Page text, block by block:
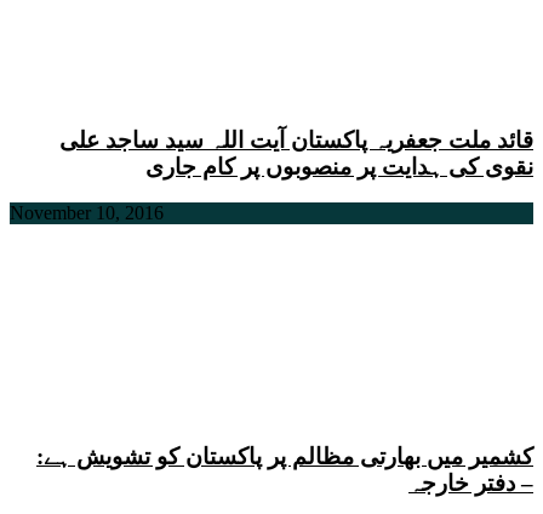
قائد ملت جعفریہ پاکستان آیت اللہ سید ساجد علی
نقوی کی ہدایت پر منصوبوں پر کام جاری
November 10, 2016
کشمیر میں بھارتی مظالم پر پاکستان کو تشویش ہے:
دفتر خارجہ –